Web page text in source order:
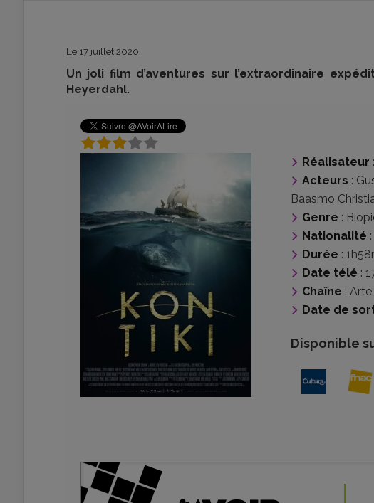
Le 17 juillet 2020
Un joli film d’aventures sur l’extraordinaire
Heyerdahl.
Réalisateur :
Acteurs :
Baasmo
Genre :
Nationalité :
Durée :
Date télé :
Chaîne : Arte
Date de
Disponible